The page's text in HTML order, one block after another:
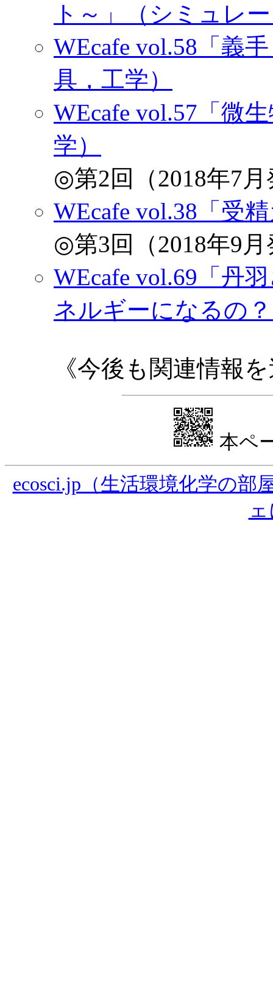
ト～」（シミュレ
WEcafe vol.58「義
具，工学）
WEcafe vol.57「微
学）
◎第2回（2018年7
WEcafe vol.38「受
◎第3回（2018年9
WEcafe vol.69「丹
ネルギーになるの
《今後も関連情報
本ペ
ecosci.jp（生活環境化学の部